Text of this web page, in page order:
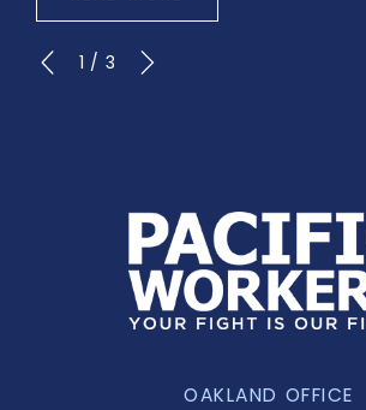
1 / 3
OAKLAND OFFICE